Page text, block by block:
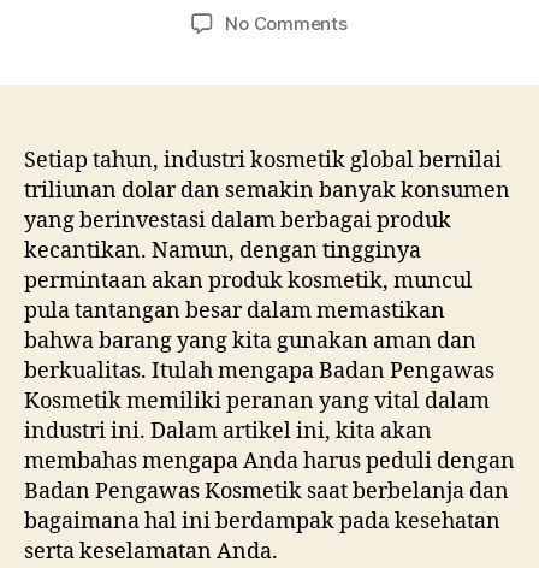
date
No Commentson
Dengan
Badan
Pengawas
Kosmetik
Saat
Berbelanja?
Setiap tahun, industri kosmetik global bernilai
triliunan dolar dan semakin banyak konsumen
yang berinvestasi dalam berbagai produk
kecantikan. Namun, dengan tingginya
permintaan akan produk kosmetik, muncul
pula tantangan besar dalam memastikan
bahwa barang yang kita gunakan aman dan
berkualitas. Itulah mengapa Badan Pengawas
Kosmetik memiliki peranan yang vital dalam
industri ini. Dalam artikel ini, kita akan
membahas mengapa Anda harus peduli dengan
Badan Pengawas Kosmetik saat berbelanja dan
bagaimana hal ini berdampak pada kesehatan
serta keselamatan Anda.